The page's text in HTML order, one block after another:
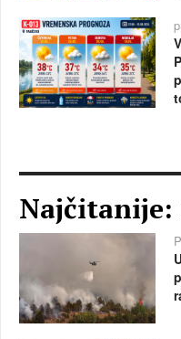
Najčitanije: